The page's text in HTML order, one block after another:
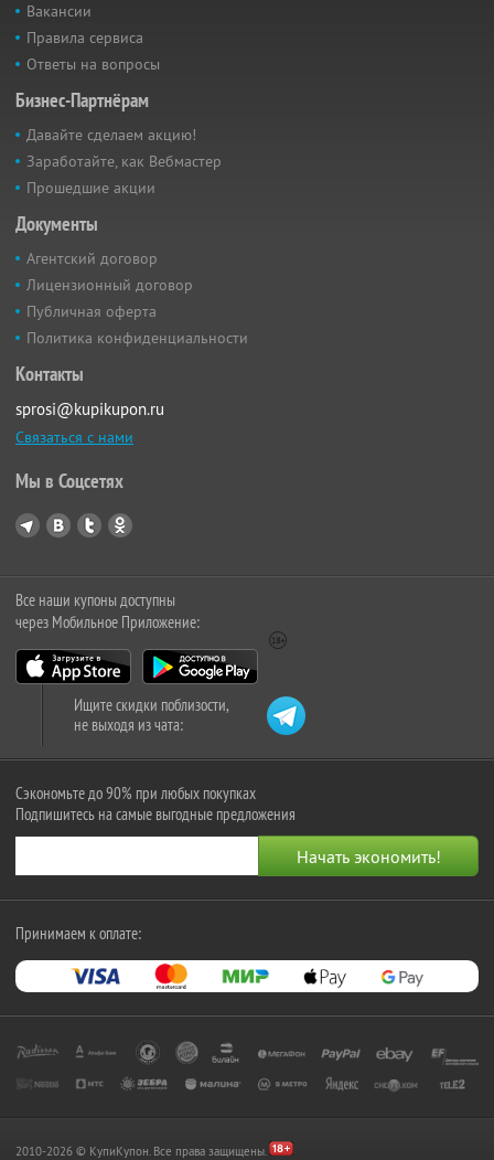
Вакансии
Правила сервиса
Ответы на вопросы
Бизнес-Партнёрам
Давайте сделаем акцию!
Заработайте, как Вебмастер
Прошедшие акции
Документы
Агентский договор
Лицензионный договор
Публичная оферта
Политика конфиденциальности
Контакты
sprosi@kupikupon.ru
Связаться с нами
Мы в Соцсетях
Все наши купоны доступны
через Мобильное Приложение:
Ищите скидки поблизости,
не выходя из чата:
Сэкономьте до 90% при любых покупках
Подпишитесь на самые выгодные предложения
Принимаем к оплате:
2010-2026 © КупиКупон. Все права защищены.